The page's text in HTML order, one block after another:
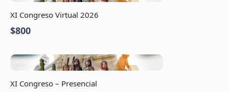
XI Congreso Virtual 2026
$800
XI Congreso – Presencial